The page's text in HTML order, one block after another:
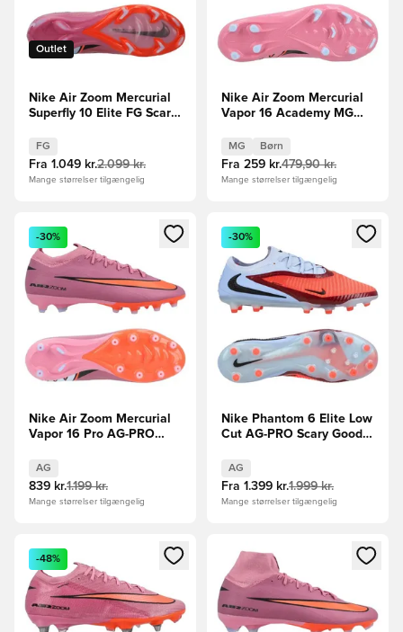
Outlet
Nike Air Zoom Mercurial
Superfly 10 Elite FG Scary
FG
Fra 1.049 kr.2.099 kr.
Mange størrelser tilgængelig
Nike Air Zoom Mercurial
Vapor 16 Academy MG
Pink/Sort/Orange Børn
MG Børn
Fra 259 kr.479,90 kr.
Mange størrelser tilgængelig
Åbner en Modal til at logge ind eller tilmelde dig som
-30%
Nike Air Zoom Mercurial
Vapor 16 Pro AG-PRO
Pink/Sort/Orange
AG
839 kr.1.199 kr.
Mange størrelser tilgængelig
Åbner en Modal til at logge
-30%
Nike Phantom 6 Elite Low
Cut AG-PRO Scary Good -
AG
Fra 1.399 kr.1.999 kr.
Mange størrelser tilgængelig
Åbner en Modal til at logge ind eller tilmelde dig som
-48%
Åbner en Modal til at logge